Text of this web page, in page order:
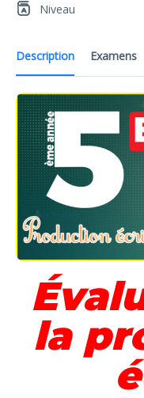
Description Examens
la
Niveau